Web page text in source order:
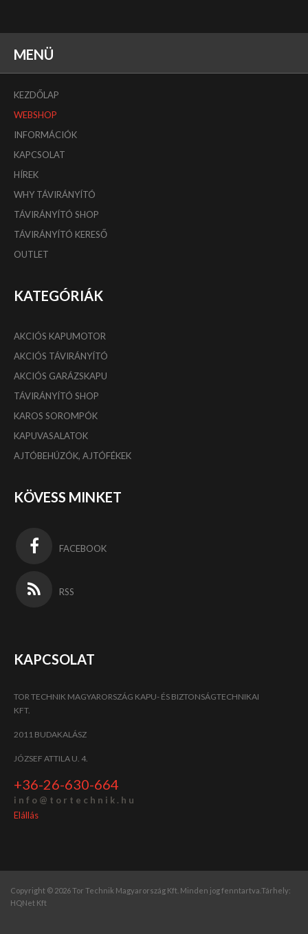
MENÜ
KEZDŐLAP
WEBSHOP
INFORMÁCIÓK
KAPCSOLAT
HÍREK
WHY TÁVIRÁNYÍTÓ
TÁVIRÁNYÍTÓ SHOP
TÁVIRÁNYÍTÓ KERESŐ
OUTLET
KATEGÓRIÁK
AKCIÓS KAPUMOTOR
AKCIÓS TÁVIRÁNYÍTÓ
AKCIÓS GARÁZSKAPU
TÁVIRÁNYÍTÓ SHOP
KAROS SOROMPÓK
KAPUVASALATOK
AJTÓBEHÚZÓK, AJTÓFÉKEK
KÖVESS MINKET
FACEBOOK
RSS
KAPCSOLAT
TOR TECHNIK MAGYARORSZÁG KAPU- ÉS BIZTONSÁGTECHNIKAI
KFT.
2011 BUDAKALÁSZ
JÓZSEF ATTILA U. 4.
+36-26-630-664
i n f o @ t o r t e c h n i k . h u
Elállás
Copyright © 2026 Tor Technik Magyarország Kft. Minden jog fenntartva. Tárhely:
HQNet Kft